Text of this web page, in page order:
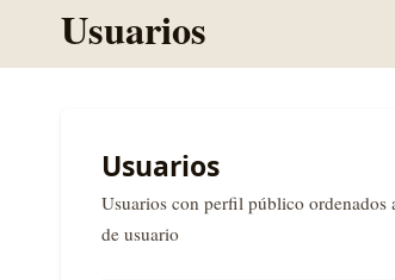
Usuarios
Usuarios
Usuarios con perfil público ordenados
de usuario